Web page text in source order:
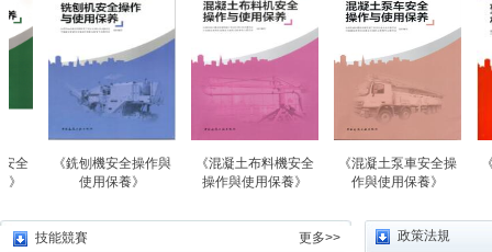
《銑刨機安全操作與
使用保養》
《混凝土布料機安全
操作與使用保養》
《混凝土泵車安全操
作與使用保養》
《預應力
技能競賽
更多>>
政策法規